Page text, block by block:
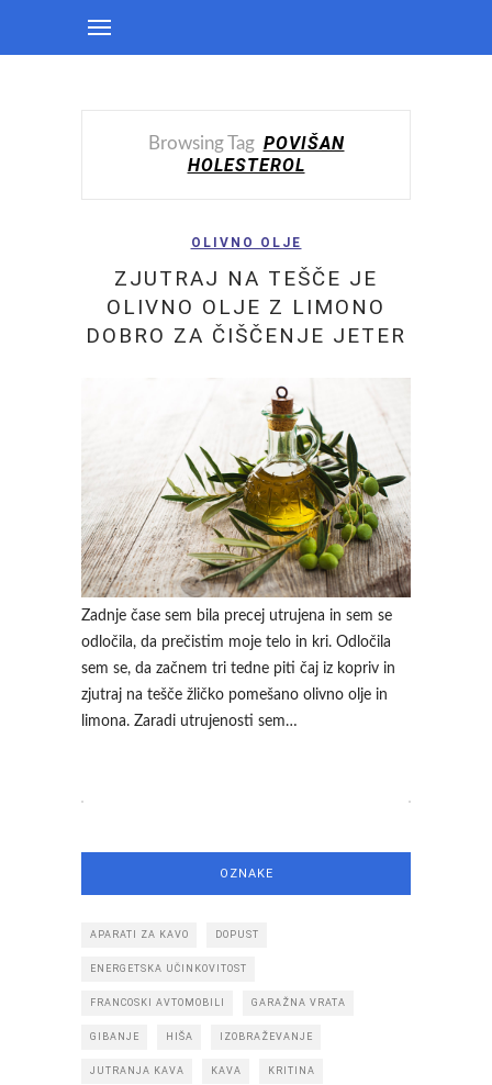
Browsing Tag POVIŠAN
HOLESTEROL
OLIVNO OLJE
ZJUTRAJ NA TEŠČE JE
OLIVNO OLJE Z LIMONO
DOBRO ZA ČIŠČENJE JETER
Zadnje čase sem bila precej utrujena in sem se
odločila, da prečistim moje telo in kri. Odločila
sem se, da začnem tri tedne piti čaj iz kopriv in
zjutraj na tešče žličko pomešano olivno olje in
limona. Zaradi utrujenosti sem…
OZNAKE
APARATI ZA KAVO DOPUST
ENERGETSKA UČINKOVITOST
FRANCOSKI AVTOMOBILI GARAŽNA VRATA
GIBANJE HIŠA IZOBRAŽEVANJE
JUTRANJA KAVA KAVA KRITINA